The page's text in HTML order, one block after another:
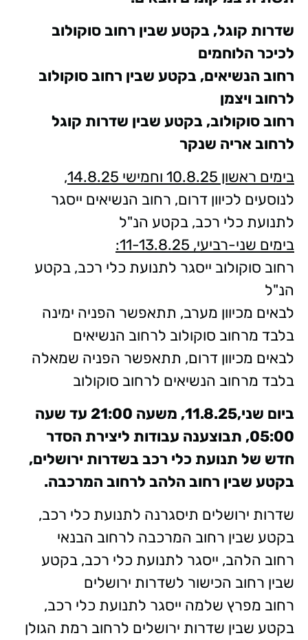
שדרות קוגל, בקטע שבין רחוב סוקולוב
לכיכר הלוחמים
רחוב הנשיאים, בקטע שבין רחוב סוקולוב
לרחוב ויצמן
רחוב סוקולוב, בקטע שבין שדרות קוגל
לרחוב אריה שנקר
בימים ראשון 10.8.25 וחמישי 14.8.25
,
לנוסעים לכיוון דרום, רחוב הנשיאים ייסגר
לתנועת כלי רכב, בקטע הנ"ל
בימים שני-רביעי, 11-13.8.25:
רחוב סוקולוב ייסגר לתנועת כלי רכב, בקטע
הנ"ל
לבאים מכיוון מערב, תתאפשר הפניה ימינה
בלבד מרחוב סוקולוב לרחוב הנשיאים
לבאים מכיוון דרום, תתאפשר הפניה שמאלה
בלבד מרחוב הנשיאים לרחוב סוקולוב
ביום שני,11.8.25, משעה 21:00 עד שעה
05:00, תבוצענה עבודות ליצירת הסדר
חדש של תנועת כלי רכב בשדרות ירושלים,
בקטע שבין רחוב הלהב לרחוב המרכבה.
שדרות ירושלים תיסגרנה לתנועת כלי רכב,
בקטע שבין רחוב המרכבה לרחוב הבנאי
רחוב הלהב, ייסגר לתנועת כלי רכב, בקטע
שבין רחוב הכישור לשדרות ירושלים
רחוב מפרץ שלמה ייסגר לתנועת כלי רכב,
בקטע שבין שדרות ירושלים לרחוב רמת הגולן